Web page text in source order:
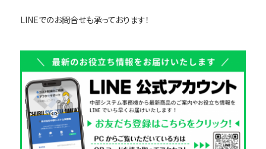
LINEでのお問合せも承っております！